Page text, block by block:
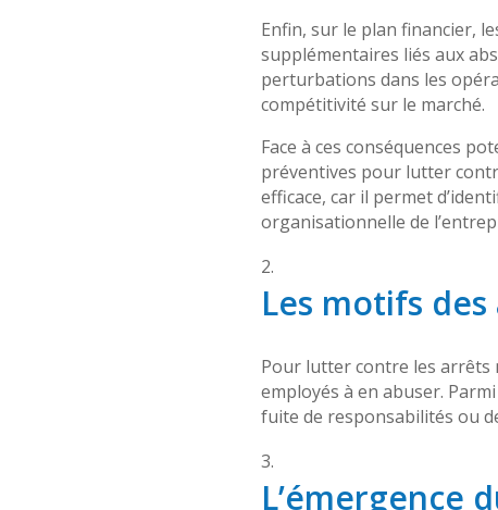
Enfin, sur le plan financier,
supplémentaires liés aux
perturbations dans les
compétitivité sur le marché.
Face à ces conséquences
préventives pour lutter
efficace, car il permet
organisationnelle de
Les motifs
Pour lutter contre les arrêts
employés à en abuser.
fuite de responsabilités ou
L’émergence